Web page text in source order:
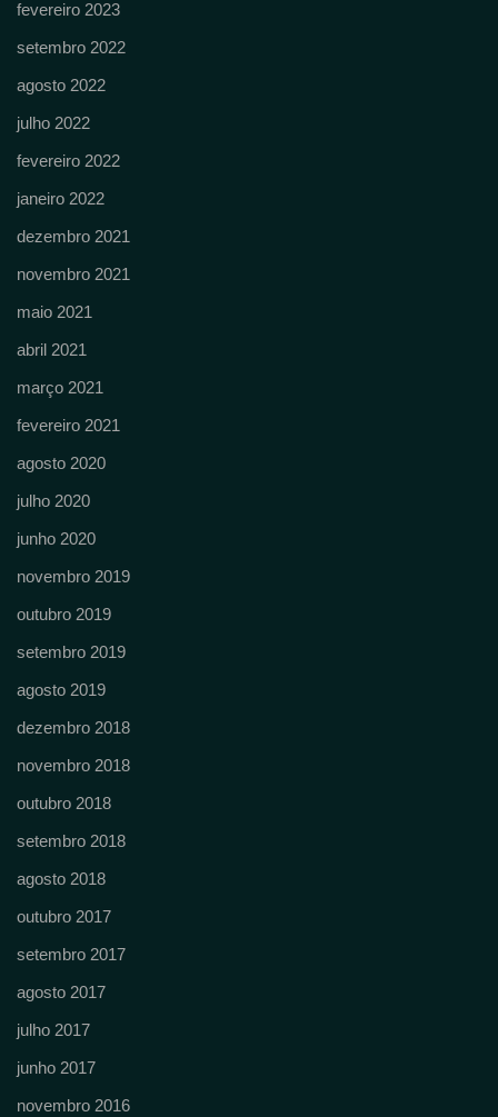
fevereiro 2023
setembro 2022
agosto 2022
julho 2022
fevereiro 2022
janeiro 2022
dezembro 2021
novembro 2021
maio 2021
abril 2021
março 2021
fevereiro 2021
agosto 2020
julho 2020
junho 2020
novembro 2019
outubro 2019
setembro 2019
agosto 2019
dezembro 2018
novembro 2018
outubro 2018
setembro 2018
agosto 2018
outubro 2017
setembro 2017
agosto 2017
julho 2017
junho 2017
novembro 2016